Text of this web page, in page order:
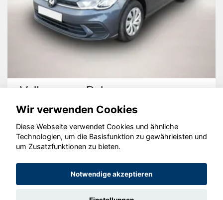
Volkswagen Polo
© konjunkturmotor.de GmbH 2020 - 2026
Wir verwenden Cookies
Diese Webseite verwendet Cookies und ähnliche
Technologien, um die Basisfunktion zu gewährleisten und
um Zusatzfunktionen zu bieten.
Notwendige akzeptieren